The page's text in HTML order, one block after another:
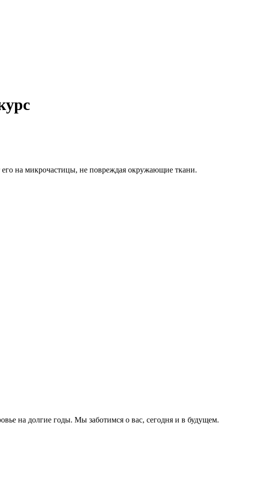
его на микрочастицы, не повреждая окружающие ткани.
на долгие годы. Мы заботимся о вас, сегодня и в будущем.